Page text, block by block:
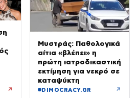
↗
Μυστράς: Παθολογικά
αίτια «βλέπει» η
πρώτη ιατροδικαστική
εκτίμηση για νεκρό σε
καταψύκτη
DIMOCRACY.GR ↗